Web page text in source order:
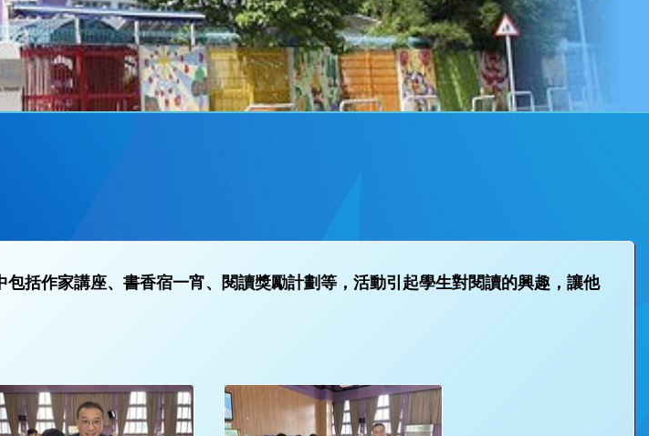
括作家講座、書香宿一宵、閱讀獎勵計劃等，活動引起學生對閱讀的興趣，讓他